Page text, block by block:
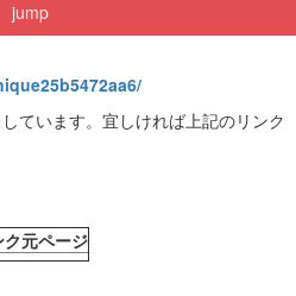
jump
ています。宜しければ上記のリンク
ク元ページ